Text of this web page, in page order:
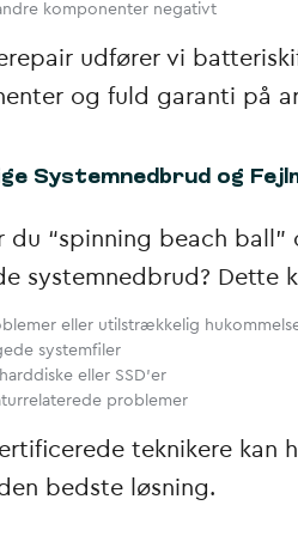
komponenter negativt
udfører vi
og fuld garanti på
Systemnedbrud og
du “spinning beach
systemnedbrud? Dette
eller utilstrækkelig
systemfiler
eller SSD’er
problemer
teknikere kan
bedste løsning.